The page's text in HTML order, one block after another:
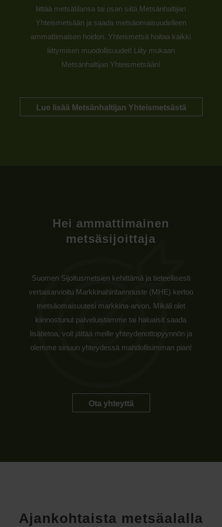
liittää metsätilansa tai osan siitä Metsänhaltijan
Yhteismetsään ja saada metsäomaisuudelleen
ammattimaisen hoidon. Yhteismetsä hoitaa kaikki
liittymisen muodollisuudet! Liity mukaan
Metsänhaltijan Yhteismetsään!
Lue lisää Metsänhaltijan Yhteismetsästä
Hei ammattimainen
metsäsijoittaja
Suomen Sijoitusmetsien kehittämä ja tieteellisesti
vertaisarvioitu Markkinahintaennuste (MHE) kertoo
metsäomaisuutesi markkina-arvon. Mikäli olet
kiinnostunut palveluistamme tai haluaisit saada
lisätietoa, voit jättää meille yhteydenottopyynnön ja
olemme sinuun yhteydessä mahdollisimman pian!
Ota yhteyttä
Ajankohtaista metsäalalla